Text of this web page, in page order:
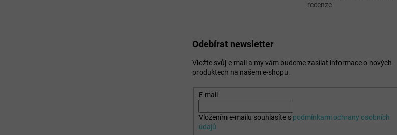
recenze
Odebírat newsletter
Vložte svůj e-mail a my vám budeme zasílat informace o nových
produktech na našem e-shopu.
E-mail
Vložením e-mailu souhlasíte s podmínkami ochrany osobních
údajů